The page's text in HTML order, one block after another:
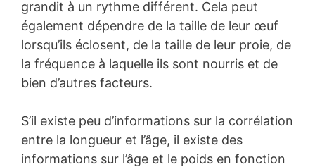
grandit à un rythme différent. Cela peut
également dépendre de la taille de leur œuf
lorsqu’ils éclosent, de la taille de leur proie, de
la fréquence à laquelle ils sont nourris et de
bien d’autres facteurs.
S’il existe peu d’informations sur la corrélation
entre la longueur et l’âge, il existe des
informations sur l’âge et le poids en fonction